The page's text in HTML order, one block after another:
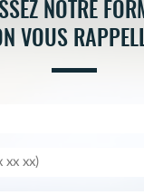
NOTRE
VOUS